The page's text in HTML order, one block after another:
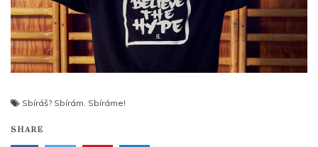
Sbíráš? Sbírám. Sbíráme!
SHARE